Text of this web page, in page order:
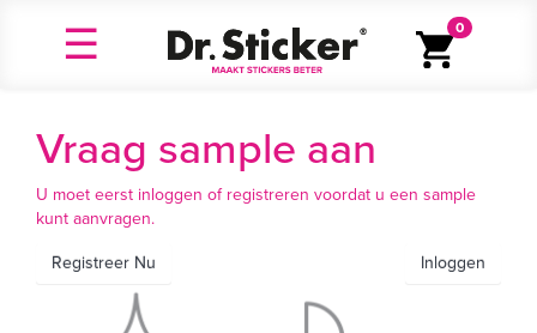
0
Vraag sample aan
U moet eerst inloggen of registreren voordat u een sample
kunt aanvragen.